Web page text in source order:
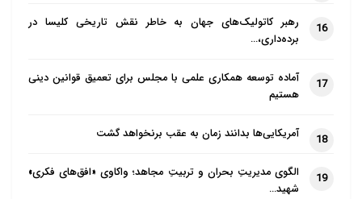
16
رهبر کاتولیک‌های جهان به خاطر نقش تاریخی کلیسا در
برده‌داری،…
17
آماده توسعه همکاری علمی با مجلس برای تعمیق قوانین دینی
هستیم
18 آمریکایی‌ها بدانند زمان به عقب برنخواهد گشت
19
الگوی مدیریتِ بحران و تربیتِ مجاهد؛ واکاوی «افق‌های فکری»
شهید…